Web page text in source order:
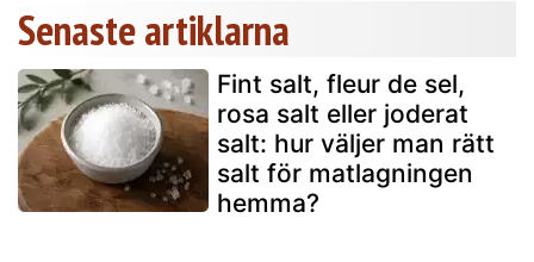
Senaste artiklarna
Fint salt, fleur de sel,
rosa salt eller joderat
salt: hur väljer man rätt
salt för matlagningen
hemma?